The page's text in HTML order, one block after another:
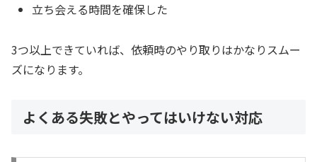
立ち会える時間を確保した
3つ以上できていれば、依頼時のやり取りはかなりスムー
ズになります。
よくある失敗とやってはいけない対応